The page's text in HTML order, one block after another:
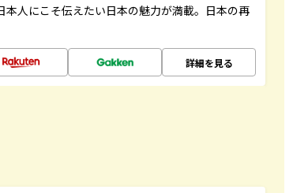
人にこそ伝えたい日本の魅力が満載。日本の再
詳細を見る